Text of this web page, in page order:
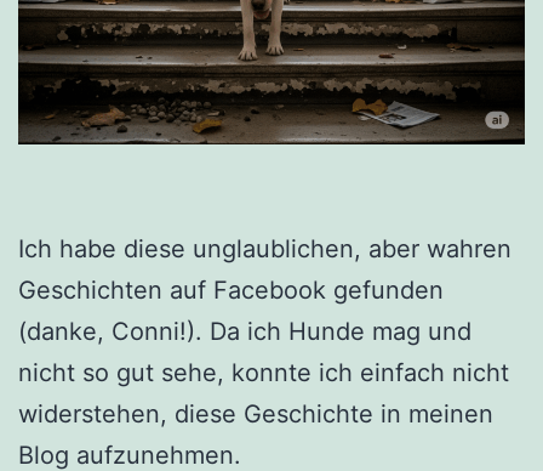
Ich habe diese unglaublichen, aber wahren
Geschichten auf Facebook gefunden
(danke, Conni!). Da ich Hunde mag und
nicht so gut sehe, konnte ich einfach nicht
widerstehen, diese Geschichte in meinen
Blog aufzunehmen.